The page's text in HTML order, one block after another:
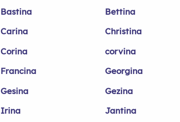
Bastina
Bettina
Carina
Christina
Corina
corvina
Francina
Georgina
Gesina
Gezina
Irina
Jantina